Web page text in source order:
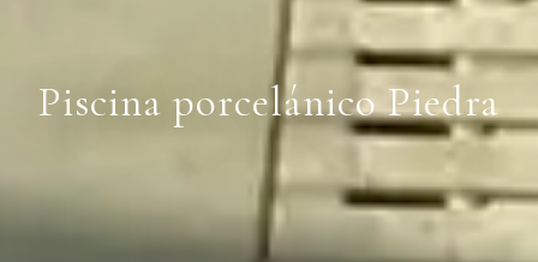
Piscina porcelánico Piedra